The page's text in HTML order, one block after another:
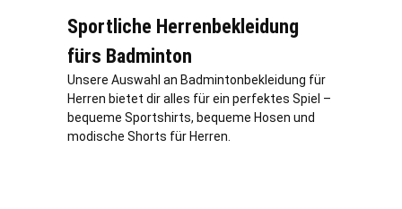
Sportliche Herrenbekleidung
fürs Badminton
Unsere Auswahl an Badmintonbekleidung für
Herren bietet dir alles für ein perfektes Spiel –
bequeme Sportshirts, bequeme Hosen und
modische Shorts für Herren.